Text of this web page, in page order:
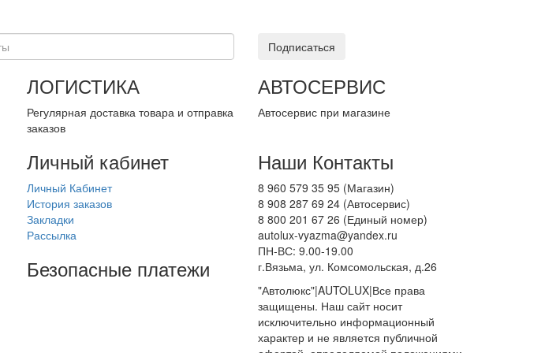
Подписаться
ЛОГИСТИКА
Регулярная доставка товара и отправка
заказов
АВТОСЕРВИС
Автосервис при магазине
Личный кабинет
Личный Кабинет
История заказов
Закладки
Рассылка
Безопасные платежи
Наши Контакты
8 960 579 35 95 (Магазин)
8 908 287 69 24 (Автосервис)
8 800 201 67 26 (Единый номер)
autolux-vyazma@yandex.ru
ПН-ВС: 9.00-19.00
г.Вязьма, ул. Комсомольская, д.26
"Автолюкс"|AUTOLUX|Все права
защищены. Наш сайт носит
исключительно информационный
характер и не является публичной